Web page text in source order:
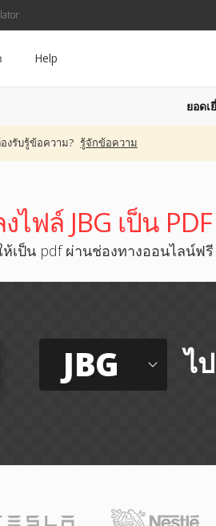
Help
ยอดเ
งรับรู้ข้อความ? รู้จักข้อความ
ไฟล์ JBG เป็น PDF
เป็น pdf ผ่านช่องทางออนไลน์ฟรี
JBG ไ